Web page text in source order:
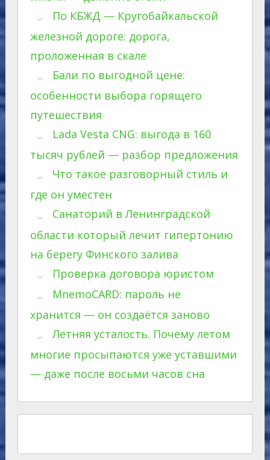
По КБЖД — Кругобайкальской
железной дороге: дорога,
проложенная в скале
Бали по выгодной цене:
особенности выбора горящего
путешествия
Lada Vesta CNG: выгода в 160
тысяч рублей — разбор предложения
Что такое разговорный стиль и
где он уместен
Санаторий в Ленинградской
области который лечит гипертонию
на берегу Финского залива
Проверка договора юристом
MnemoCARD: пароль не
хранится — он создаётся заново
Летняя усталость. Почему летом
многие просыпаются уже уставшими
— даже после восьми часов сна